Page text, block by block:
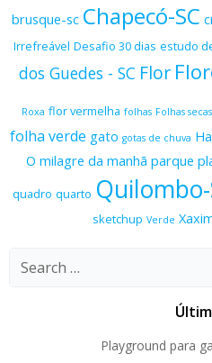
brusque-sc Chapecó-SC
Irrefreável Desafio 30 dias estudo
dos Guedes - SC Flor
Roxa flor vermelha folhas Folhas secas
folha verde gato gotas de chuva
O milagre da manhã parque
quadro quarto Quilombo-
sketchup Verde
Search
Playground para